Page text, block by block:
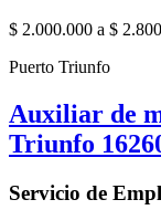
$ 2.000.000 a $
Puerto Triunfo
Auxiliar de
Triunfo
Servicio de